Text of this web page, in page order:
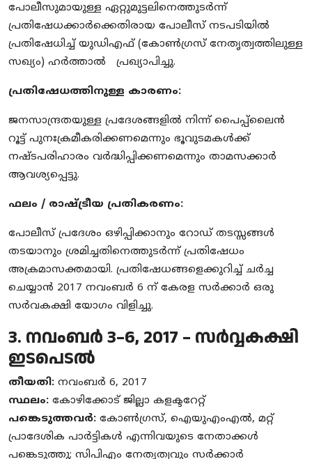
പോലീസുമായുള്ള ഏറ്റുമുട്ടലിനെത്തുടർന്ന്
പ്രതിഷേധക്കാർക്കെതിരായ പോലീസ് നടപടിയിൽ
പ്രതിഷേധിച്ച് യുഡിഎഫ് (കോൺഗ്രസ് നേതൃത്വത്തിലുള്ള
സഖ്യം) ഹർത്താൽ പ്രഖ്യാപിച്ചു.
പ്രതിഷേധത്തിനുള്ള കാരണം:
ജനസാന്ദ്രതയുള്ള പ്രദേശങ്ങളിൽ നിന്ന് പൈപ്പ്‌ലൈൻ
റൂട്ട് പുനഃക്രമീകരിക്കണമെന്നും ഭൂവുടമകൾക്ക്
നഷ്ടപരിഹാരം വർദ്ധിപ്പിക്കണമെന്നും താമസക്കാർ
ആവശ്യപ്പെട്ടു.
ഫലം / രാഷ്ട്രീയ പ്രതികരണം:
പോലീസ് പ്രദേശം ഒഴിപ്പിക്കാനും റോഡ് തടസ്സങ്ങൾ
തടയാനും ശ്രമിച്ചതിനെത്തുടർന്ന് പ്രതിഷേധം
അക്രമാസക്തമായി. പ്രതിഷേധങ്ങളെക്കുറിച്ച് ചർച്ച
ചെയ്യാൻ 2017 നവംബർ 6 ന് കേരള സർക്കാർ ഒരു
സർവകക്ഷി യോഗം വിളിച്ചു.
3. നവംബർ 3–6, 2017 – സർവ്വകക്ഷി
ഇടപെടൽ
തീയതി: നവംബർ 6, 2017
സ്ഥലം: കോഴിക്കോട് ജില്ലാ കളക്ടറേറ്റ്
പങ്കെടുത്തവർ: കോൺഗ്രസ്, ഐയുഎംഎൽ, മറ്റ്
പ്രാദേശിക പാർട്ടികൾ എന്നിവയുടെ നേതാക്കൾ
പങ്കെടുത്തു; സിപിഎം നേതൃത്വവും സർക്കാർ